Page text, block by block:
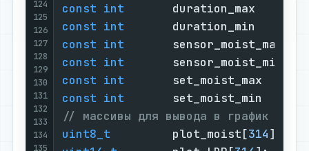
124
125
126
127
128
129
130
131
132
133
134
135
const int
duration_max
const int
duration_min
const int
const int
const int
set_moist_max
const int
set_moist_min
// массивы для вывода в график
uint8_t
         plot_moist[
314